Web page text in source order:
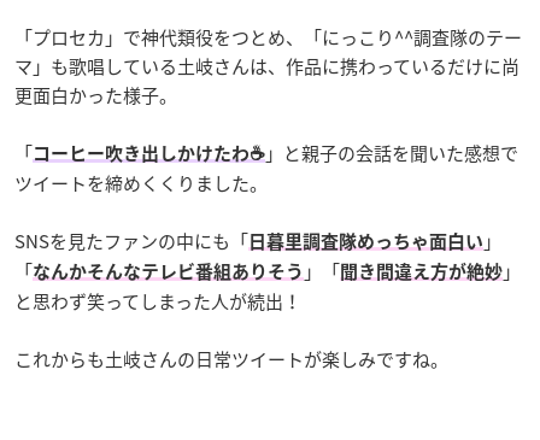
「プロセカ」で神代類役をつとめ、「にっこり^^調査隊のテー
マ」も歌唱している土岐さんは、作品に携わっているだけに尚
更面白かった様子。
「コーヒー吹き出しかけたわ☕ 」と親子の会話を聞いた感想で
ツイートを締めくくりました。
SNSを見たファンの中にも「 日暮里調査隊めっちゃ面白い 」
「なんかそんなテレビ番組ありそう 」「 聞き間違え方が絶妙 」
と思わず笑ってしまった人が続出！
これからも土岐さんの日常ツイートが楽しみですね。